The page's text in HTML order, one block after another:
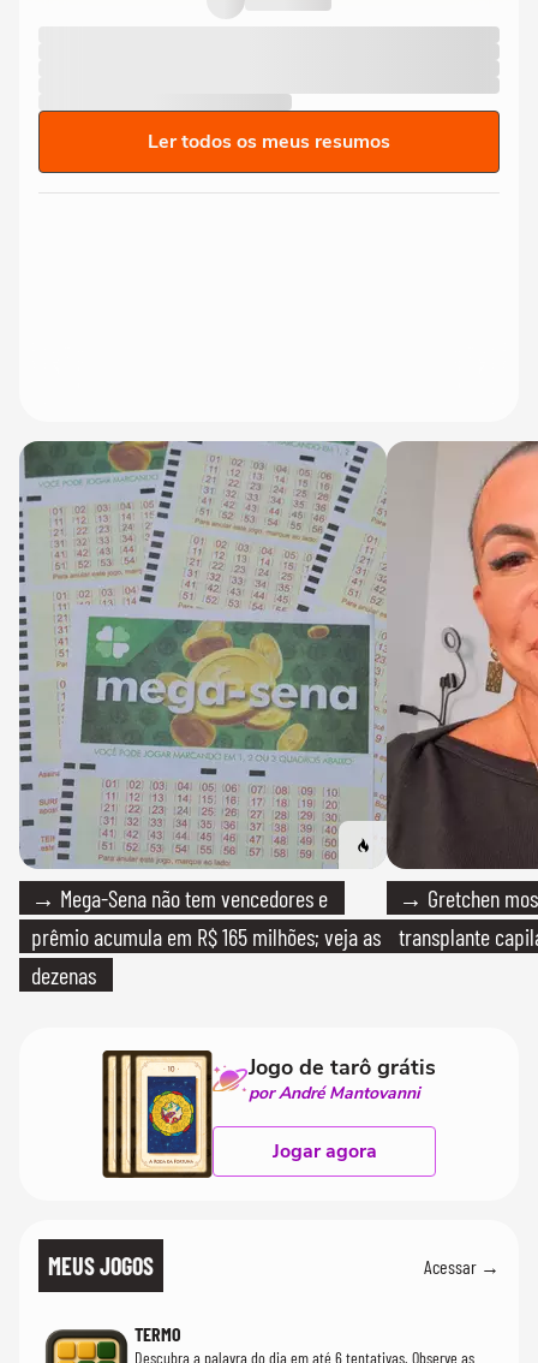
Ler todos os meus resumos
→ Mega-Sena não tem vencedores e
prêmio acumula em R$ 165 milhões; veja as
dezenas
→ Gretchen
transplante
Jogo de tarô grátis
por André Mantovanni
Jogar agora
MEUS JOGOS Acessar →
TERMO
Descubra a palavra do dia em até 6 tentativas. Observe as